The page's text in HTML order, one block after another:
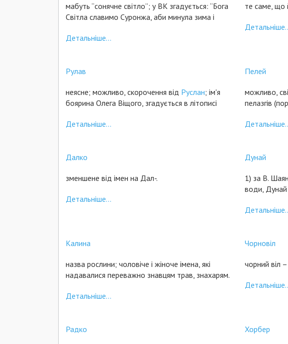
мабуть “сонячне світло”; у ВК згадується: “Бога
Світла славимо Суронжа, аби минула зима і
Детальніше...
те саме, що
Рулав
неясне; можливо, скорочення від Руслан; ім'я
боярина Олега Віщого, згадується в літописі
Детальніше...
Пелей
можливо,
пелазгів
Далко
зменшене від імен на Дал-.
Детальніше...
Дунай
1) за В.
води, Дунай
Калина
назва рослини; чоловіче і жіноче імена, які
надавалися переважно знавцям трав, знахарям.
Детальніше...
Чорновіл
чорний віл
Радко Хорбер